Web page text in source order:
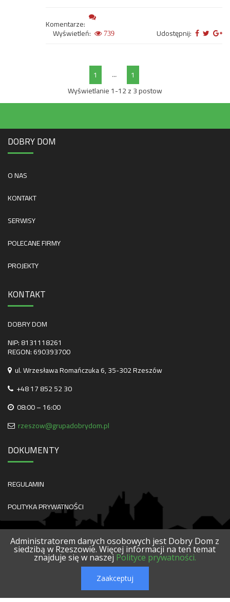
Komentarze:
Wyświetleń: 739 Udostępnij:
1 ...
1
Wyświetlanie 1-12 z 3 postow
DOBRY DOM
O NAS
KONTAKT
SERWISY
POLECANE FIRMY
PROJEKTY
KONTAKT
DOBRY DOM
NIP: 8131118261
REGON: 690393700
ul. Wrzesława Romańczuka 6, 35-302 Rzeszów
+48 17 852 52 30
08:00 – 16:00
rzeszow@grupadobrydom.pl
DOKUMENTY
REGULAMIN
POLITYKA PRYWATNOŚCI
SERWISY POLECANE FIRMY
© 2026 DOBRY DOM. WSZELKIE PRAWA ZASTRZEŻONE.
Administratorem danych osobowych jest Dobry Dom z
siedzibą w Rzeszowie. Więcej informacji na ten temat
znajduje się w naszej Polityce prywatności.
Zaakceptuj